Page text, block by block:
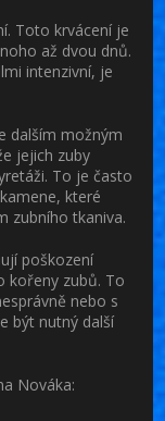
Toto krvácení je
až dvou dnů.
intenzivní, je
dalším možným
jejich zuby
To je často
které
zubního tkaniva.
poškození
kořeny zubů. To
nebo s
být nutný další
Nováka: